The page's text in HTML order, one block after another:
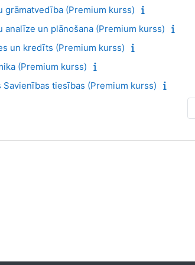
grāmatvedība (Premium kurss)
analīze un plānošana (Premium kurss)
un kredīts (Premium kurss)
(Premium kurss)
Savienības tiesības (Premium kurss)